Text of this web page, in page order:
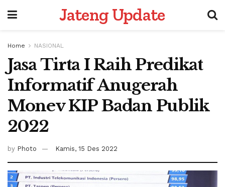
Jateng Update
Home NASIONAL
Jasa Tirta I Raih Predikat
Informatif Anugerah
Monev KIP Badan Publik
2022
by Photo Kamis, 15 Des 2022